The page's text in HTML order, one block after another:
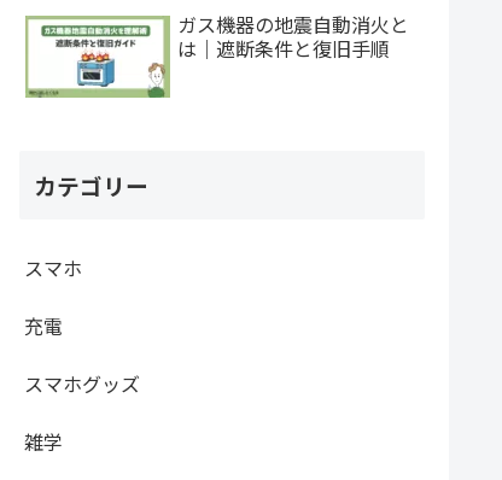
ガス機器の地震自動消火と
は｜遮断条件と復旧手順
カテゴリー
スマホ
充電
スマホグッズ
雑学